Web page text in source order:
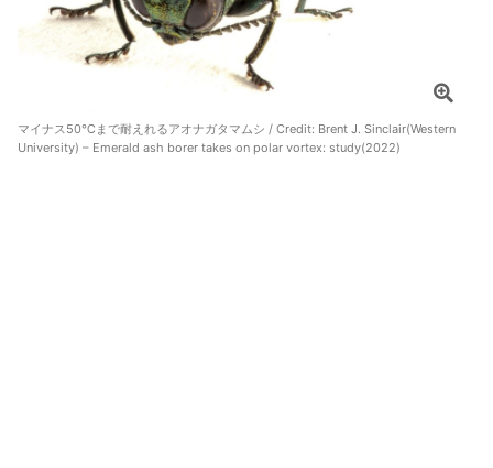
マイナス50℃まで耐えれるアオナガタマムシ / Credit: Brent J. Sinclair(Western
University) – Emerald ash borer takes on polar vortex: study(2022)